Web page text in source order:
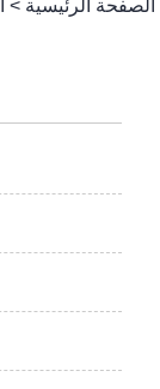
الصفحة الرئيسية >